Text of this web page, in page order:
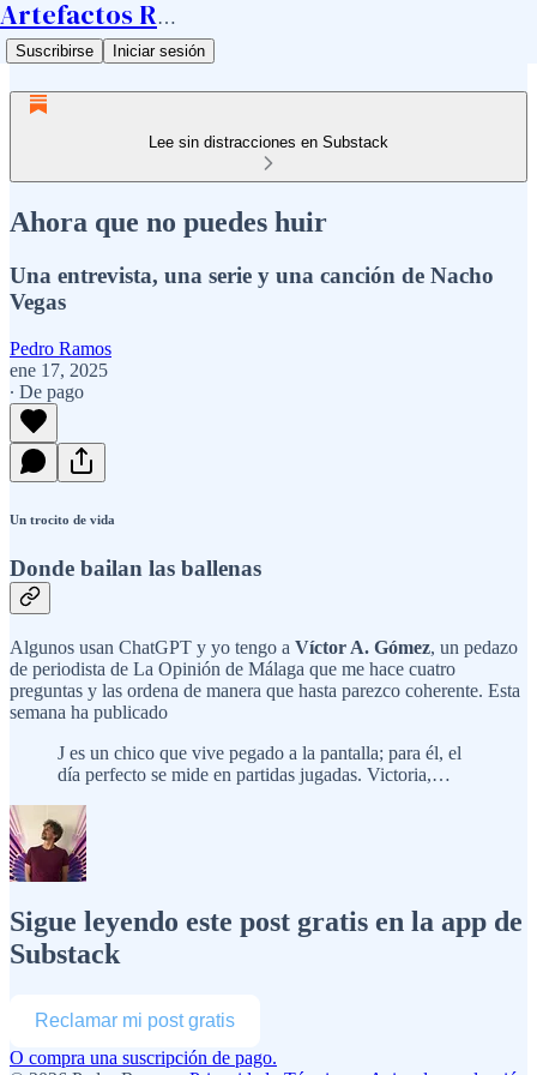
Artefactos Ramos
Suscribirse Iniciar sesión
Lee sin distracciones en Substack
Ahora que no puedes huir
Una entrevista, una serie y una canción de Nacho
Vegas
Pedro Ramos
ene 17, 2025
∙ De pago
Un trocito de vida
Donde bailan las ballenas
Algunos usan ChatGPT y yo tengo a Víctor A. Gómez, un pedazo
de periodista de La Opinión de Málaga que me hace cuatro
preguntas y las ordena de manera que hasta parezco coherente. Esta
semana ha publicado
J es un chico que vive pegado a la pantalla; para él, el
día perfecto se mide en partidas jugadas. Victoria,…
Sigue leyendo este post gratis en la app de
Substack
Reclamar mi post gratis
O compra una suscripción de pago.